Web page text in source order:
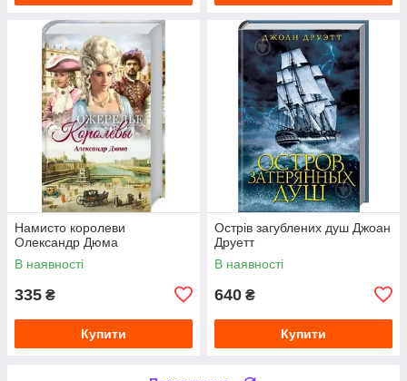
Намисто королеви
Олександр Дюма
В наявності
335 ₴
Купити
Острів загублених душ Джоан
Друетт
В наявності
640 ₴
Купити